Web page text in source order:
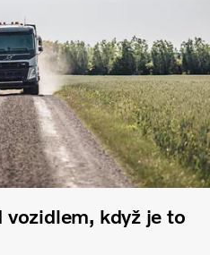
když je to